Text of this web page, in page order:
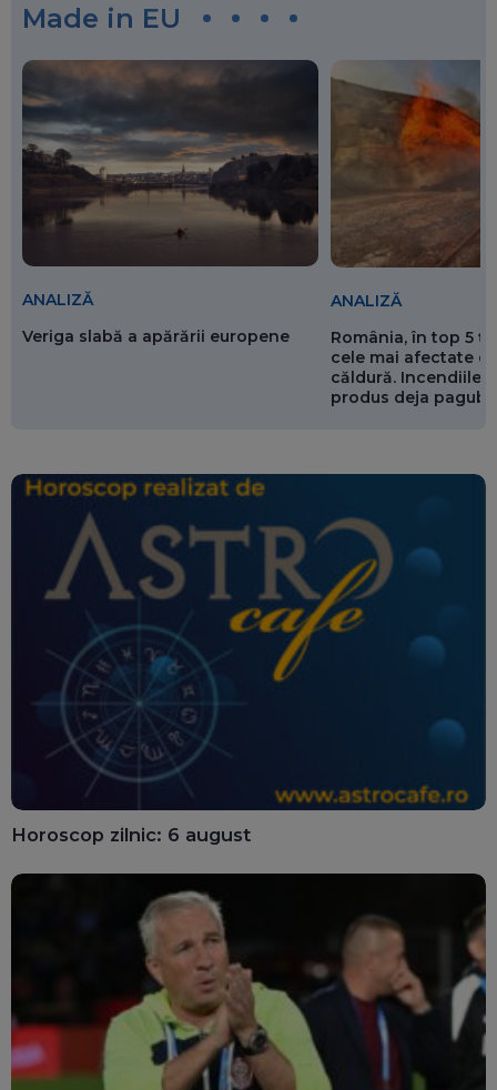
Made in EU
ANALIZĂ
Veriga slabă a apărării europene
ANALIZĂ
România, în top 5
cele mai afectate
căldură. Incendiile
produs deja
Horoscop zilnic: 6 august